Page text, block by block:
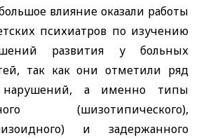
влияние оказали работы
психиатров по изучению
развития у больных
так как они отметили ряд
нарушений, а именно типы
(шизотипического),
и задержанного